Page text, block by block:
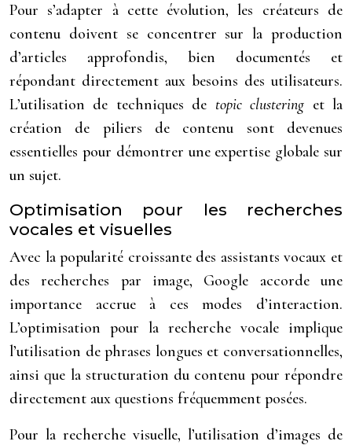
Pour s’adapter à cette évolution, les créateurs de
contenu doivent se concentrer sur la production
d’articles approfondis, bien documentés et
répondant directement aux besoins des utilisateurs.
L’utilisation de techniques de topic clustering et la
création de piliers de contenu sont devenues
essentielles pour démontrer une expertise globale sur
un sujet.
Optimisation pour les recherches
vocales et visuelles
Avec la popularité croissante des assistants vocaux et
des recherches par image, Google accorde une
importance accrue à ces modes d’interaction.
L’optimisation pour la recherche vocale implique
l’utilisation de phrases longues et conversationnelles,
ainsi que la structuration du contenu pour répondre
directement aux questions fréquemment posées.
Pour la recherche visuelle, l’utilisation d’images de